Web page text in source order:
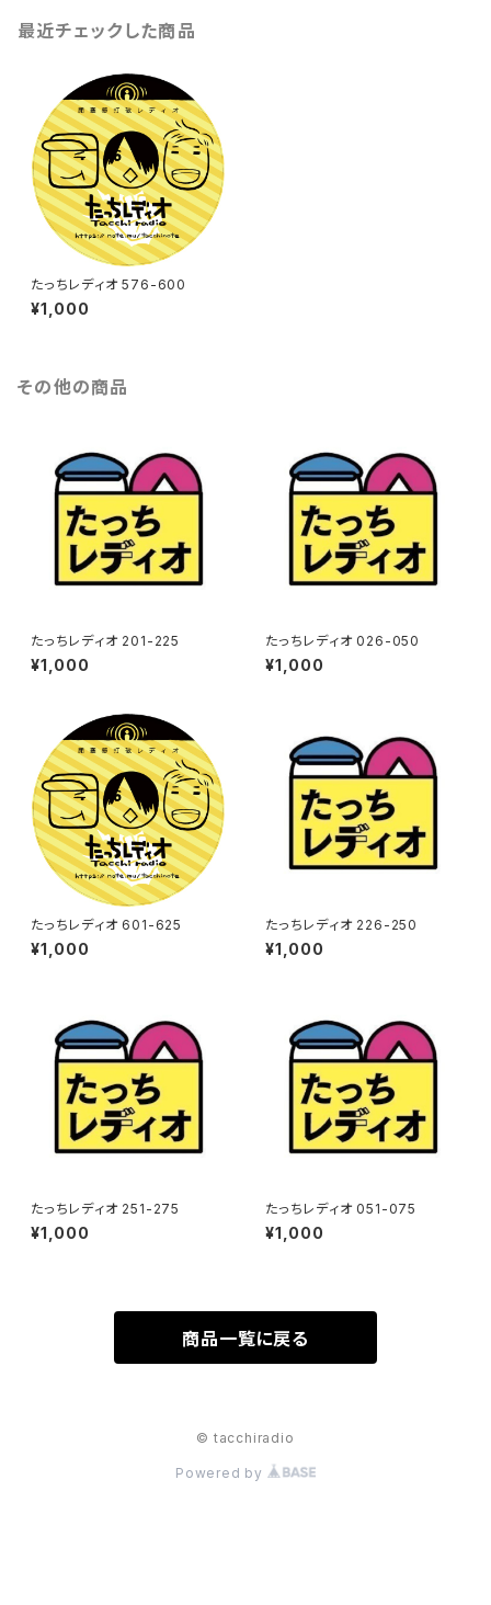
最近チェックした商品
たっちレディオ 576-600
¥1,000
その他の商品
たっちレディオ 201-225
¥1,000
たっちレディオ 026-050
¥1,000
たっちレディオ 601-625
¥1,000
たっちレディオ 226-250
¥1,000
たっちレディオ 251-275
¥1,000
たっちレディオ 051-075
¥1,000
商品一覧に戻る
© tacchiradio
Powered by